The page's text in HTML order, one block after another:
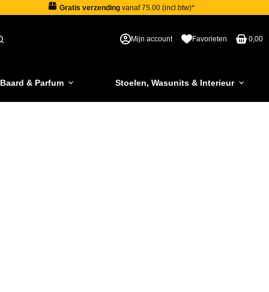
Gratis verzendingvanaf 75.00 (incl.btw)*
Mijn account Favorieten 0,00
& Parfum Stoelen, Wasunits & Interieur